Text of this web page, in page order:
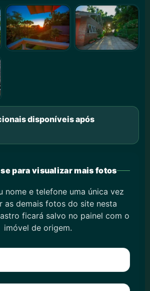
disponíveis após
para visualizar mais fotos
nome e telefone uma única vez
as demais fotos do site nesta
ficará salvo no painel com o
imóvel de origem.